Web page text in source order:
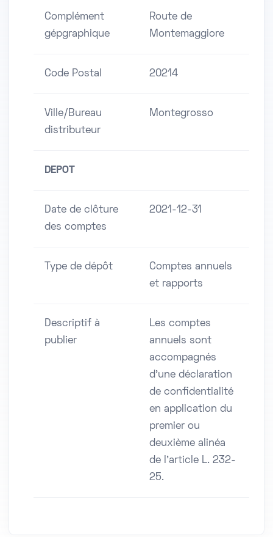
Complément
gépgraphique
Route de
Montemaggiore
Code Postal 20214
Ville/Bureau
distributeur
Montegrosso
DEPOT
Date de clôture
des comptes
2021-12-31
Type de dépôt
Comptes annuels
et rapports
Descriptif à
publier
Les comptes
annuels sont
accompagnés
d'une déclaration
de confidentialité
en application du
premier ou
deuxième alinéa
de l'article L. 232-
25.